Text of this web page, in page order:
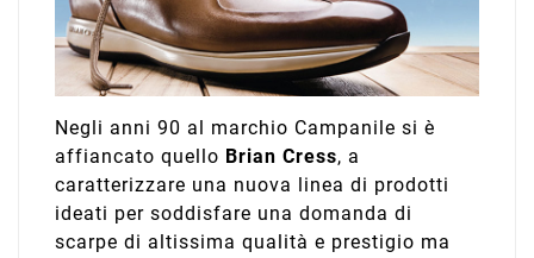
Negli anni 90 al marchio Campanile si è
affiancato quello Brian Cress, a
caratterizzare una nuova linea di prodotti
ideati per soddisfare una domanda di
scarpe di altissima qualità e prestigio ma